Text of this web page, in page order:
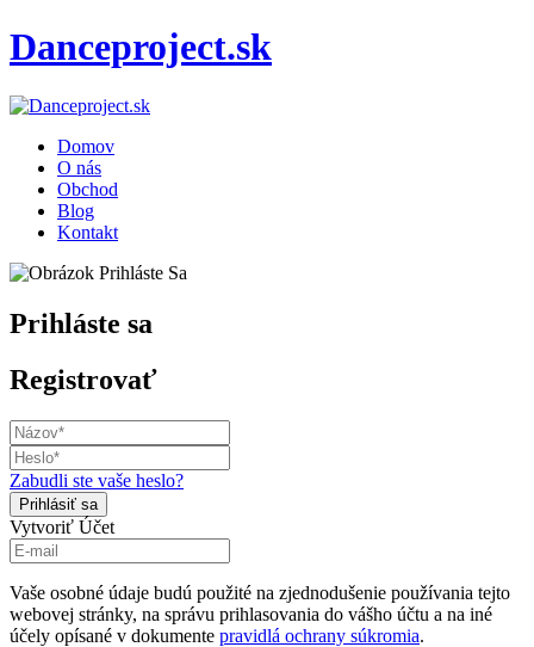
Danceproject.sk
Domov
O nás
Obchod
Blog
Kontakt
Prihláste sa
Registrovať
Zabudli ste vaše heslo?
Vytvoriť Účet
Vaše osobné údaje budú použité na zjednodušenie používania tejto
webovej stránky, na správu prihlasovania do vášho účtu a na iné
účely opísané v dokumente pravidlá ochrany súkromia.